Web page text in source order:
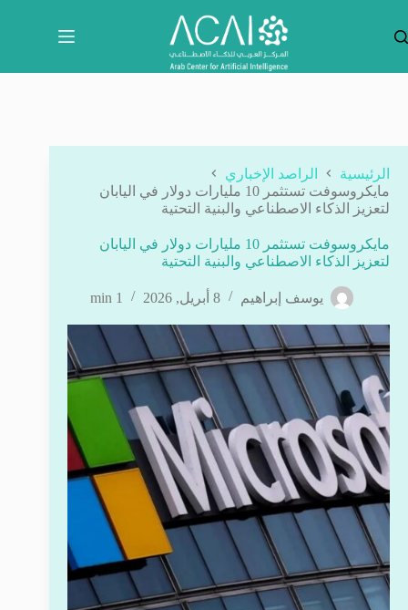
المحتوى
الرئيسية
الراصد الإخباري
مايكروسوفت تستثمر 10 مليارات دولار في اليابان
لتعزيز الذكاء الاصطناعي والبنية التحتية
مايكروسوفت تستثمر 10 مليارات دولار في اليابان
لتعزيز الذكاء الاصطناعي والبنية التحتية
يوسف إبراهيم 8 أبريل, 2026 1 min